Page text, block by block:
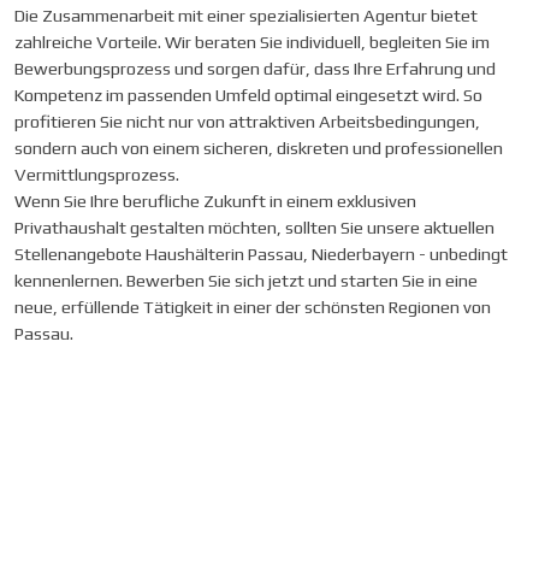
Die Zusammenarbeit mit einer spezialisierten Agentur bietet
zahlreiche Vorteile. Wir beraten Sie individuell, begleiten Sie im
Bewerbungsprozess und sorgen dafür, dass Ihre Erfahrung und
Kompetenz im passenden Umfeld optimal eingesetzt wird. So
profitieren Sie nicht nur von attraktiven Arbeitsbedingungen,
sondern auch von einem sicheren, diskreten und professionellen
Vermittlungsprozess.
Wenn Sie Ihre berufliche Zukunft in einem exklusiven
Privathaushalt gestalten möchten, sollten Sie unsere aktuellen
Stellenangebote Haushälterin Passau, Niederbayern - unbedingt
kennenlernen. Bewerben Sie sich jetzt und starten Sie in eine
neue, erfüllende Tätigkeit in einer der schönsten Regionen von
Passau.